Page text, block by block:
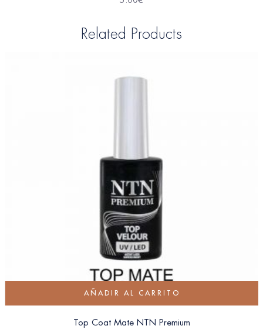
Related Products
AÑADIR AL CARRITO
Top Coat Mate NTN Premium